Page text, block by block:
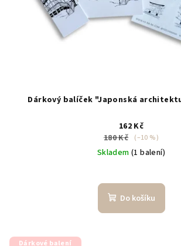
Dárkový balíček "Japonská
162 Kč
180 Kč
(–10 %)
Skladem(1 balení)
Do košíku
Dárkové balení